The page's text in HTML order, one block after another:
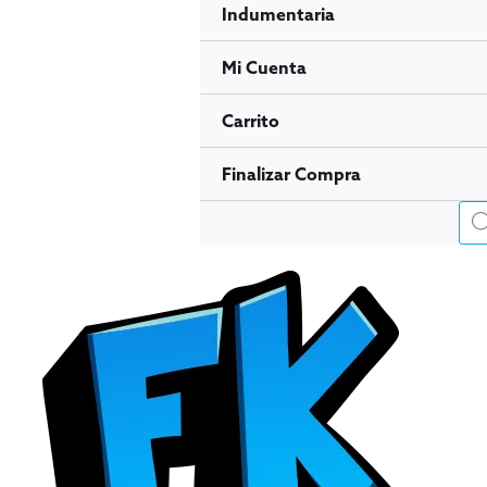
Indumentaria
Mi Cuenta
Carrito
Finalizar Compra
de